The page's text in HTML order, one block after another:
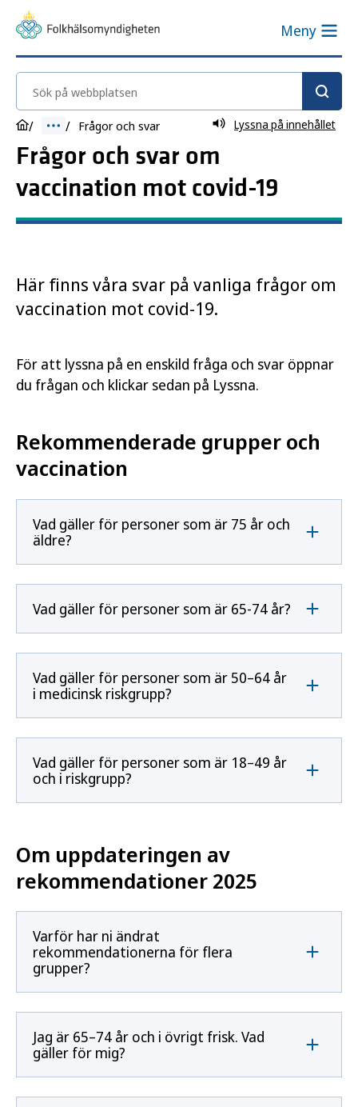
Meny
Sök på webbplatsen
Frågor och svar Lyssna på innehållet
Frågor och svar om
vaccination mot covid-19
Här finns våra svar på vanliga frågor om
vaccination mot covid-19.
För att lyssna på en enskild fråga och svar öppnar
du frågan och klickar sedan på Lyssna.
Rekommenderade grupper och
vaccination
Vad gäller för personer som är 75 år och
äldre?
Vad gäller för personer som är 65-74 år?
Vad gäller för personer som är 50–64 år
i medicinsk riskgrupp?
Vad gäller för personer som är 18–49 år
och i riskgrupp?
Om uppdateringen av
rekommendationer 2025
Varför har ni ändrat
rekommendationerna för flera
grupper?
Jag är 65–74 år och i övrigt frisk. Vad
gäller för mig?